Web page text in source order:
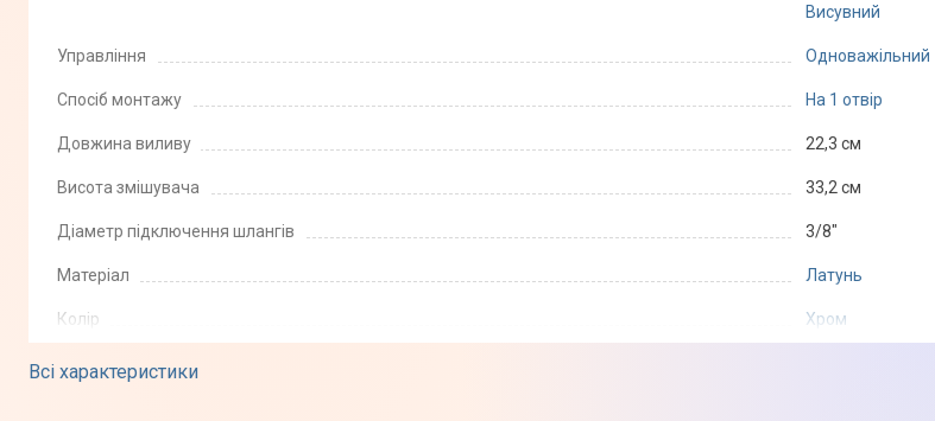
Всі характеристики
Висувний
Управління Одноважільний
Спосіб монтажу На 1 отвір
Довжина виливу 22,3 см
Висота змішувача 33,2 см
Діаметр підключення шлангів 3/8"
Матеріал Латунь
Колір Хром
Фізичні характеристики